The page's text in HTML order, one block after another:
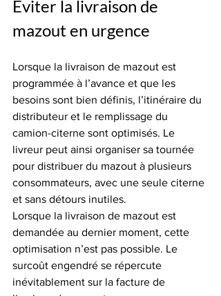
Éviter la livraison de
mazout en urgence
Lorsque la livraison de mazout est
programmée à l’avance et que les
besoins sont bien définis, l’itinéraire du
distributeur et le remplissage du
camion-citerne sont optimisés. Le
livreur peut ainsi organiser sa tournée
pour distribuer du mazout à plusieurs
consommateurs, avec une seule citerne
et sans détours inutiles.
Lorsque la livraison de mazout est
demandée au dernier moment, cette
optimisation n’est pas possible. Le
surcoût engendré se répercute
inévitablement sur la facture de